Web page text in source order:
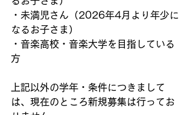
・未満児さん（2026年4月より年少に
なるお子さま）
・音楽高校・音楽大学を目指している
方
上記以外の学年・条件につきまして
は、現在のところ新規募集は行ってお